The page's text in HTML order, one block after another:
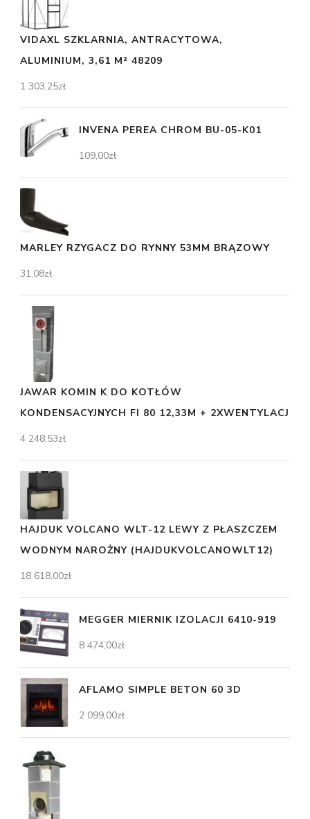
VIDAXL SZKLARNIA, ANTRACYTOWA,
ALUMINIUM, 3,61 M² 48209
1 303,25zł
INVENA PEREA CHROM BU-05-K01
109,00zł
MARLEY RZYGACZ DO RYNNY 53MM BRĄZOWY
31,08zł
JAWAR KOMIN K DO KOTŁÓW
KONDENSACYJNYCH FI 80 12,33M + 2XWENTYLACJ
4 248,53zł
HAJDUK VOLCANO WLT-12 LEWY Z PŁASZCZEM
WODNYM NAROŻNY (HAJDUKVOLCANOWLT12)
18 618,00zł
MEGGER MIERNIK IZOLACJI 6410-919
8 474,00zł
AFLAMO SIMPLE BETON 60 3D
2 099,00zł